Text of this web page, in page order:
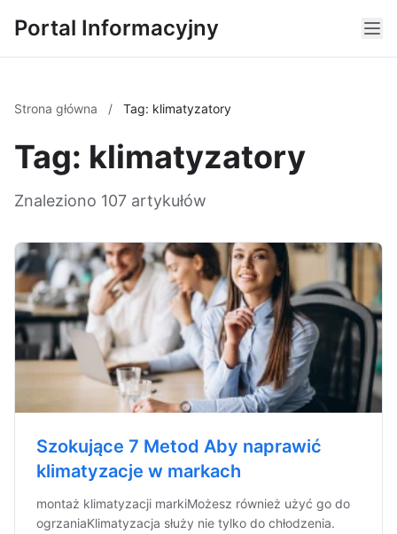
Portal Informacyjny
Strona główna / Tag: klimatyzatory
Tag: klimatyzatory
Znaleziono 107 artykułów
Szokujące 7 Metod Aby naprawić
klimatyzacje w markach
montaż klimatyzacji markiMożesz również użyć go do
ogrzaniaKlimatyzacja służy nie tylko do chłodzenia.